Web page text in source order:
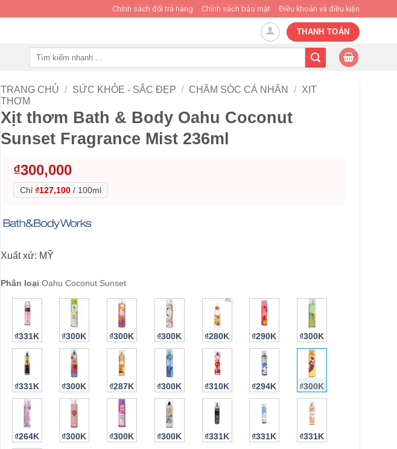
Chính sách đổi trả hàng Chính sách bảo mật Điều khoản và điều kiện
THANH TOÁN
TRANG CHỦ / SỨC KHỎE - SẮC ĐẸP / CHĂM SÓC CÁ NHÂN / XỊT
THƠM
Xịt thơm Bath & Body Oahu Coconut
Sunset Fragrance Mist 236ml
₫300,000
Chỉ ₫127,100 / 100ml
Xuất xứ: MỸ
Phân loại:Oahu Coconut Sunset
₫331K ₫300K ₫300K ₫300K ₫280K ₫290K ₫300K
₫331K ₫300K ₫287K ₫300K ₫310K ₫294K ₫300K
₫264K ₫300K ₫300K ₫300K ₫331K ₫331K ₫331K